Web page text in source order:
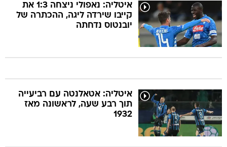
איטליה: נאפולי ניצחה 1:3 את
קייבו שירדה ליגה, ההכתרה של
יובנטוס נדחתה
איטליה: אטאלנטה עם רביעייה
תוך רבע שעה, לראשונה מאז
1932